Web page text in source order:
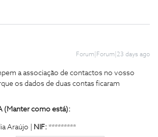
Forum|Forum|23 days ago
a associação de contactos no vosso
os dados de duas contas ficaram
(Manter como está):
Araújo | NIF: *********